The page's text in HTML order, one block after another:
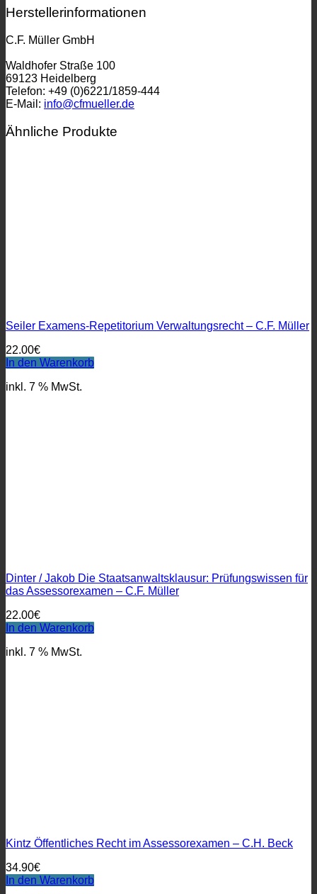
Herstellerinformationen
C.F. Müller GmbH
Waldhofer Straße 100
69123 Heidelberg
Telefon: +49 (0)6221/1859-444
E-Mail: info@cfmueller.de
Ähnliche Produkte
Seiler Examens-Repetitorium Verwaltungsrecht – C.F. Müller
22.00€
In den Warenkorb
inkl. 7 % MwSt.
Dinter / Jakob Die Staatsanwaltsklausur: Prüfungswissen für
das Assessorexamen – C.F. Müller
22.00€
In den Warenkorb
inkl. 7 % MwSt.
Kintz Öffentliches Recht im Assessorexamen – C.H. Beck
34.90€
In den Warenkorb